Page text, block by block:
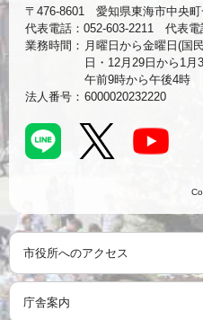
〒476-8601 愛知県東海市中央町
代表電話：052-603-2211 代表電
業務時間： 月曜日から金曜日(国
日・12月29日から1月
午前9時から午後4時
法人番号： 6000020232220
市役所へのアクセス
庁舎案内